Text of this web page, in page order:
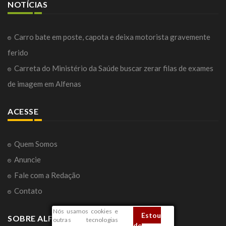
Nós usamos cookies e
outras tecnologias
Estou
NOTÍCIAS
Carro bate em poste, capota e deixa motorista gravemente
ferido
Carreta do Ministério da Saúde buscar zerar filas de exames
de imagem em Alfenas
ACESSE
Quem Somos
Anuncie
Fale com a Redação
Contato
SOBRE ALFENAS